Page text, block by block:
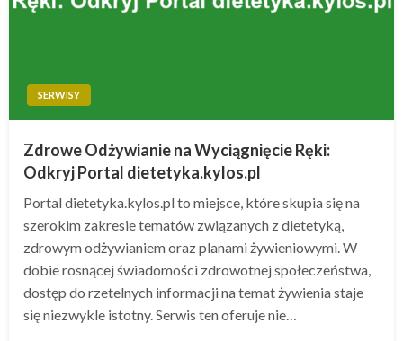
SERWISY
Zdrowe Odżywianie na Wyciągnięcie Ręki:
Odkryj Portal dietetyka.kylos.pl
Portal dietetyka.kylos.pl to miejsce, które skupia się na
szerokim zakresie tematów związanych z dietetyką,
zdrowym odżywianiem oraz planami żywieniowymi. W
dobie rosnącej świadomości zdrowotnej społeczeństwa,
dostęp do rzetelnych informacji na temat żywienia staje
się niezwykle istotny. Serwis ten oferuje nie…